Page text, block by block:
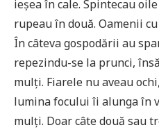
ieșea în cale. Spintecau
rupeau în două. Oamenii
În câteva gospodării au
repezindu-se la prunci,
mulți. Fiarele nu aveau
lumina focului îi alunga în
mulți. Doar câte două sau